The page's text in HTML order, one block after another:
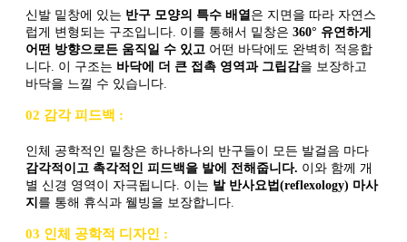
신발 밑창에 있는 반구 모양의 특수 배열 은 지면을 따라 자연스
럽게 변형되는 구조입니다. 이를 통해서 밑창은 360° 유연하게
어떤 방향으로든 움직일 수 있고 어떤 바닥에도 완벽히 적응합
니다. 이 구조는 바닥에 더 큰 접촉 영역과 그립감을 보장하고
바닥을 느낄 수 있습니다.
02 감각 피드백 :
인체 공학적인 밑창은 하나하나의 반구들이 모든 발걸음 마다
감각적이고 촉각적인 피드백을 발에 전해줍니다. 이와 함께 개
별 신경 영역이 자극됩니다. 이는 발 반사요법(reflexology) 마사
지 를 통해 휴식과 웰빙을 보장합니다.
03 인체 공학적 디자인 :